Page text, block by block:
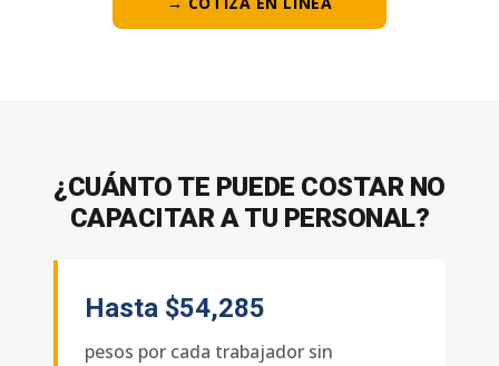
¿CUÁNTO TE PUEDE COSTAR NO
CAPACITAR A TU PERSONAL?
Hasta $54,285
pesos por cada trabajador sin